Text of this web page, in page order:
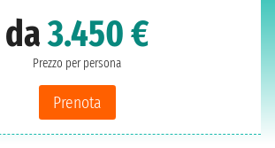
da3.450 €
Prezzo per persona
Prenota